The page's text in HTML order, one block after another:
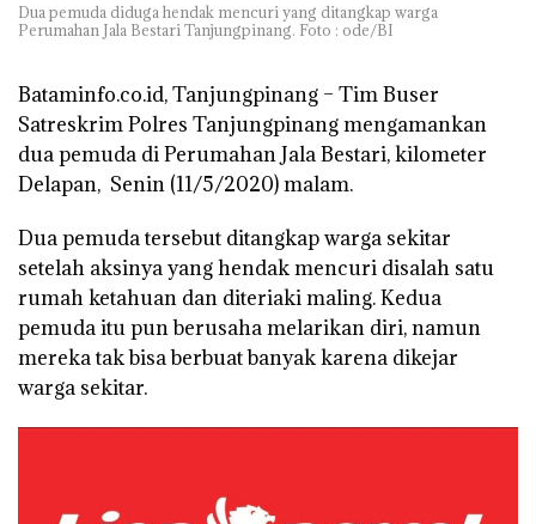
Dua pemuda diduga hendak mencuri yang ditangkap warga
Perumahan Jala Bestari Tanjungpinang. Foto : ode/BI
Bataminfo.co.id, Tanjungpinang – Tim Buser
Satreskrim Polres Tanjungpinang mengamankan
dua pemuda di Perumahan Jala Bestari, kilometer
Delapan, Senin (11/5/2020) malam.
Dua pemuda tersebut ditangkap warga sekitar
setelah aksinya yang hendak mencuri disalah satu
rumah ketahuan dan diteriaki maling. Kedua
pemuda itu pun berusaha melarikan diri, namun
mereka tak bisa berbuat banyak karena dikejar
warga sekitar.